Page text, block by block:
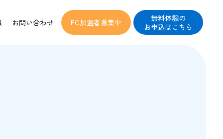
お問い合わせ FC加盟者募集中
無料体験の
お申込はこちら